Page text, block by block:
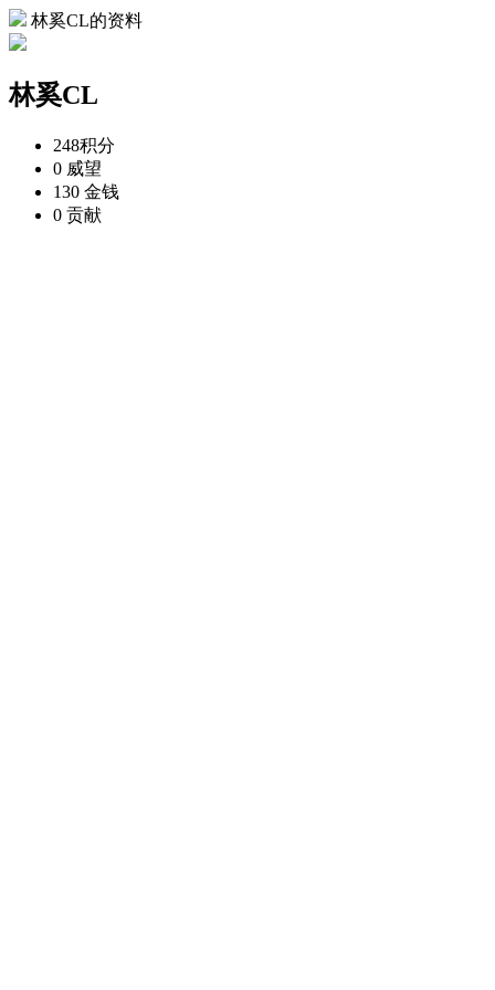
林奚CL的资料
林奚CL
248积分
0 威望
130 金钱
0 贡献